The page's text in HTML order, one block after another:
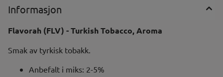
Informasjon
Flavorah (FLV) - Turkish Tobacco, Aroma
Smak av tyrkisk tobakk.
Anbefalt i miks: 2-5%